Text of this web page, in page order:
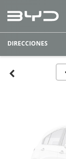
DIRECCIONES